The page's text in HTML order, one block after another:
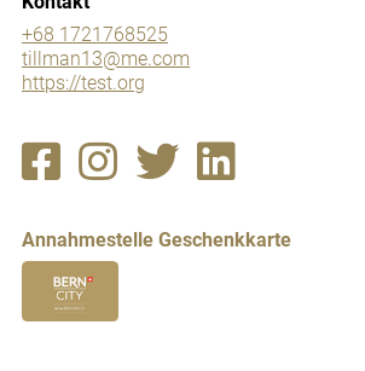
+68 1721768525
tillman13@me.com
https://test.org
Annahmestelle Geschenkkarte